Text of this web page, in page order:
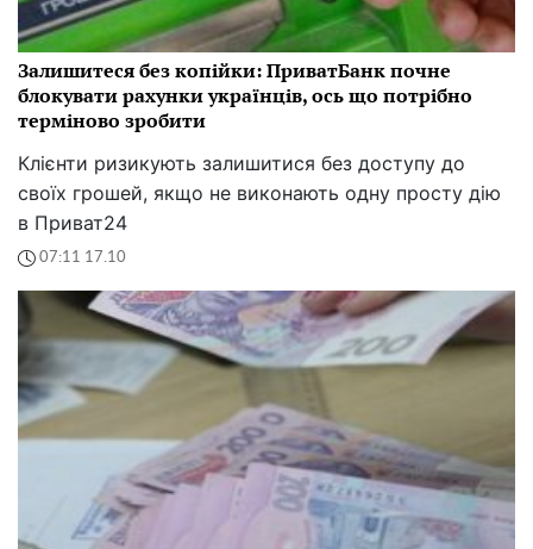
Залишитеся без копійки: ПриватБанк почне
блокувати рахунки українців, ось що потрібно
терміново зробити
Клієнти ризикують залишитися без доступу до
своїх грошей, якщо не виконають одну просту дію
в Приват24
07:11 17.10